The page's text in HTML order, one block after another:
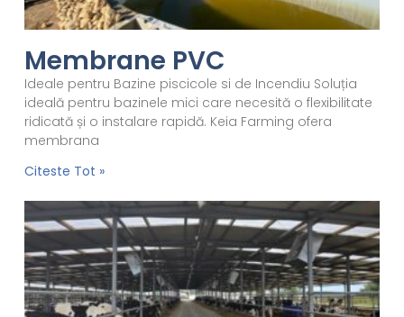
Membrane PVC
Ideale pentru Bazine piscicole si de Incendiu Soluția
ideală pentru bazinele mici care necesită o flexibilitate
ridicată și o instalare rapidă. Keia Farming ofera
membrana
Citeste Tot »